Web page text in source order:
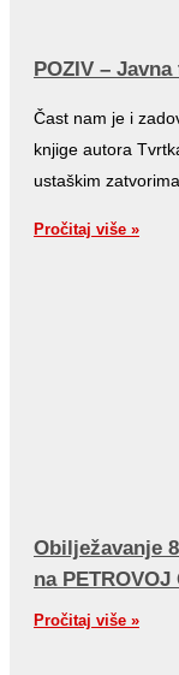
POZIV –
Čast nam je i
knjige autora
ustaškim
Pročitaj više »
Obilježavanje
na PETROVOJ
Pročitaj više »